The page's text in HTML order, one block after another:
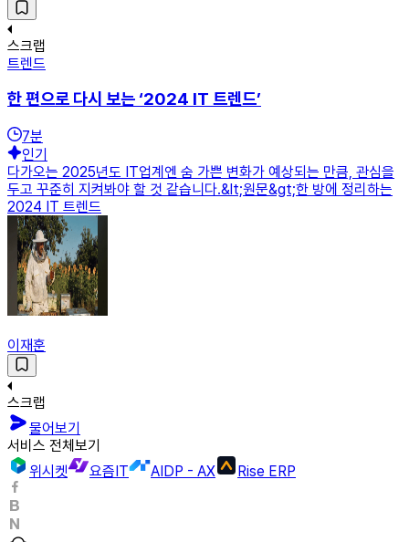
스크랩
트렌드
한 편으로 다시 보는 ‘2024 IT 트렌드’
7분
인기
다가오는 2025년도 IT업계엔 숨 가쁜 변화가 예상되는 만큼, 관심을
두고 꾸준히 지켜봐야 할 것 같습니다.&lt;원문&gt;한 방에 정리하는
2024 IT 트렌드
이재훈
스크랩
물어보기
서비스 전체보기
위시켓
요즘IT AIDP - AX Rise ERP